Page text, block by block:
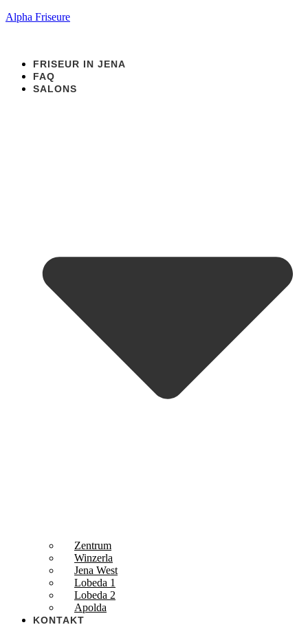
Alpha Friseure
FRISEUR IN JENA
FAQ
SALONS
Zentrum
Winzerla
Jena West
Lobeda 1
Lobeda 2
Apolda
KONTAKT